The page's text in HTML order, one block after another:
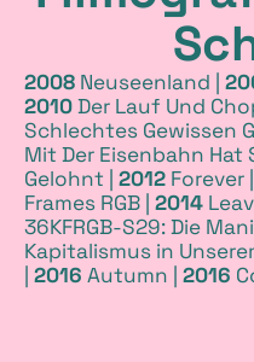
2008 Neuseenland |
2010Der Lauf Und
Schlechtes Gewissen
Mit Der Eisenbahn Hat
Gelohnt | 2012 Forever |
Frames RGB | 2014
36KFRGB-S29: Die
Kapitalismus in
| 2016 Autumn | 2016